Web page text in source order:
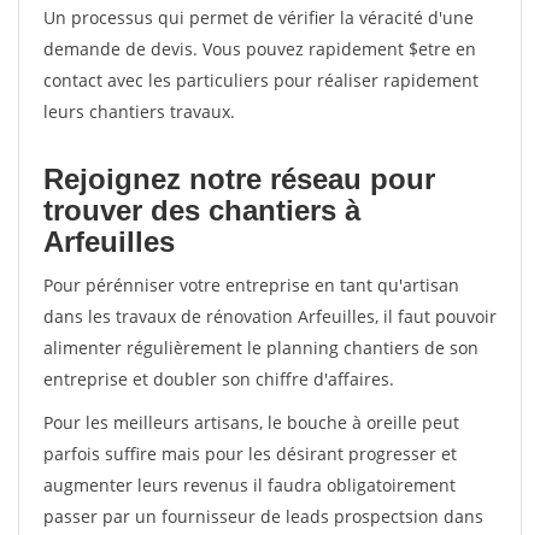
Un processus qui permet de vérifier la véracité d'une
demande de devis. Vous pouvez rapidement $etre en
contact avec les particuliers pour réaliser rapidement
leurs chantiers travaux.
Rejoignez notre réseau pour
trouver des chantiers à
Arfeuilles
Pour pérénniser votre entreprise en tant qu'artisan
dans les travaux de rénovation Arfeuilles, il faut pouvoir
alimenter régulièrement le planning chantiers de son
entreprise et doubler son chiffre d'affaires.
Pour les meilleurs artisans, le bouche à oreille peut
parfois suffire mais pour les désirant progresser et
augmenter leurs revenus il faudra obligatoirement
passer par un fournisseur de leads prospectsion dans